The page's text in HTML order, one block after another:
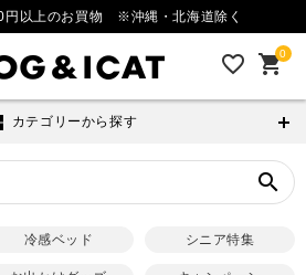
円以上のお買物 ※沖縄・北海道除く
favorite_outline 0
shopping_cart
カテゴリーから探す
search
冷感ベッド シニア特集